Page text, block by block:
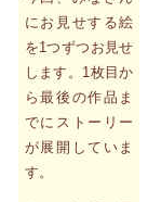
にお見せする絵
を1つずつお見せ
します。1枚目か
ら最後の作品ま
でにストーリー
が展開していま
す。